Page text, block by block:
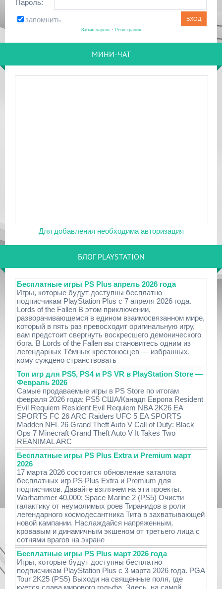
Пароль:
запомнить
Забыл пароль· Регистрация
МИНИ-ЧАТ
Для добавления необходима авторизация
БЛОГ PLAYSTATION
Бесплатные игры PS Plus апрель 2026 года
Игры, которые будут доступны бесплатно
подписчикам PlayStation Plus с 7 апреля 2026 года.
Lords of the Fallen В этом приключении,
разворачивающемся в едином взаимосвязанном мире,
который в пять раз превосходит оригинальную игру,
вам предстоит свергнуть воскресшего демонического
бога. В Lords of the Fallen вы становитесь одним из
легендарных Тёмных крестоносцев — избранных,
кому суждено странствовать
Топ игр для PS5, PS4 и PS VR в PlayStation Store —
Февраль 2026
Самые продаваемые игры в PS Store по итогам
февраля 2026 года: PS5 США/Канадп Европа Resident
Evil Requiem Resident Evil Requiem NBA 2K26 EA
SPORTS FC 26 ARC Raiders UFC 5 EA SPORTS
Madden NFL 26 Grand Theft Auto V Call of Duty: Black
Ops 7 Minecraft Grand Theft Auto V It Takes Two
REANIMAL ARC
Бесплатные игры PS Plus Extra и Premium март
2026
17 марта 2026 состоится обновление каталога
бесплатных игр PS Plus Extra и Premium для
подписчиков. Давайте взглянем на эти проекты.
Warhammer 40,000: Space Marine 2 (PS5) Очисти
галактику от неумолимых роев Тиранидов в роли
легендарного космодесантника Тита в захватывающей
новой кампании. Наслаждайся напряженным,
кровавым и динамичным экшеном от третьего лица с
сотнями врагов на экране
Бесплатные игры PS Plus март 2026 года
Игры, которые будут доступны бесплатно
подписчикам PlayStation Plus с 3 марта 2026 года. PGA
Tour 2K25 (PS5) Выходи на священные поля, где
куется слава мирового гольфа. Здесь, на самой